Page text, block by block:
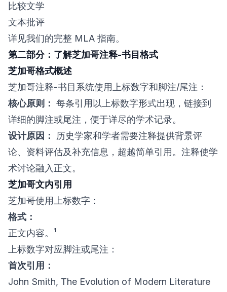
比较文学
文本批评
详见我们的完整 MLA 指南。
第二部分：了解芝加哥注释-书目格式
芝加哥格式概述
芝加哥注释-书目系统使用上标数字和脚注/尾注：
核心原则： 每条引用以上标数字形式出现，链接到
详细的脚注或尾注，便于详尽的学术记录。
设计原因：
历史学家和学者需要注释提供背景评
论、资料评估及补充信息，超越简单引用。注释使学
术讨论融入正文。
芝加哥文内引用
芝加哥使用上标数字：
格式：
正文内容。¹
上标数字对应脚注或尾注：
首次引用：
John Smith, The Evolution of Modern Literature